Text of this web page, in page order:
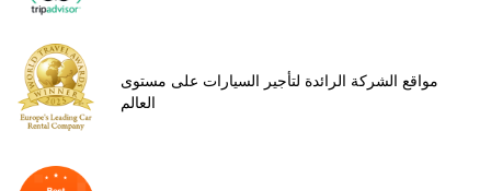
مواقع الشركة الرائدة لتأجير السيارات على مستوى
العالم